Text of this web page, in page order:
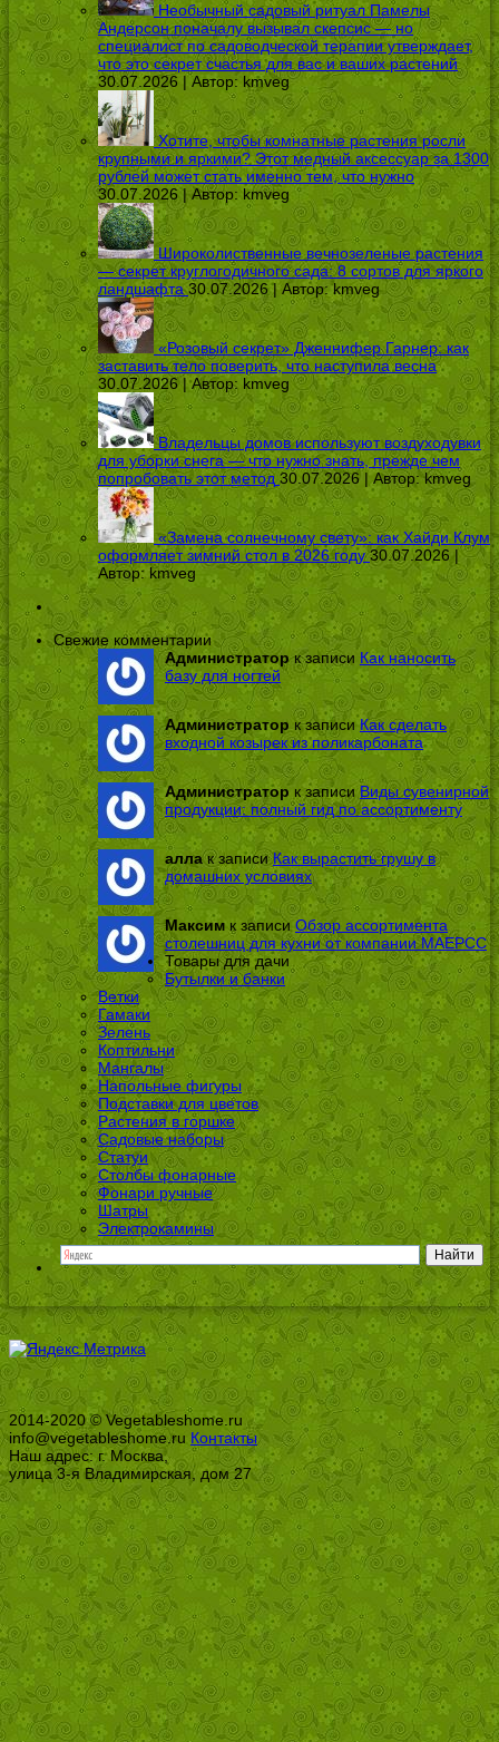
Необычный садовый ритуал Памелы
Андерсон поначалу вызывал скепсис — но
специалист по садоводческой терапии утверждает,
что это секрет счастья для вас и ваших растений
30.07.2026 | Автор: kmveg
Хотите, чтобы комнатные растения росли
крупными и яркими? Этот медный аксессуар за 1300
рублей может стать именно тем, что нужно
30.07.2026 | Автор: kmveg
Широколиственные вечнозеленые растения
— секрет круглогодичного сада: 8 сортов для яркого
ландшафта 30.07.2026 | Автор:kmveg
«Розовый секрет» Дженнифер Гарнер: как
заставить тело поверить, что наступила весна
30.07.2026 | Автор: kmveg
Владельцы домов используют воздуходувки
для уборки снега — что нужно знать, прежде чем
попробовать этот метод 30.07.2026 | Автор:kmveg
«Замена солнечному свету»: как Хайди Клум
оформляет зимний стол в 2026 году 30.07.2026 |
Автор:kmveg
Свежие комментарии
Администраторк записи Как наносить
базу для ногтей
Администратор к записиКак сделать
входной козырек из поликарбоната
Администратор к записи Виды сувенирной
продукции: полный гид по ассортименту
аллак записиКак вырастить грушу в
домашних условиях
Максим к записиОбзор ассортимента
столешниц для кухни от компании МАЕРСС
Товары для дачи
Бутылки и банки
Ветки
Гамаки
Зелень
Коптильни
Мангалы
Напольные фигуры
Подставки для цветов
Растения в горшке
Садовые наборы
Статуи
Столбы фонарные
Фонари ручные
Шатры
Электрокамины
2014-2020 © Vegetableshome.ru
info@vegetableshome.ru Контакты
Наш адрес: г. Москва,
улица 3-я Владимирская, дом 27